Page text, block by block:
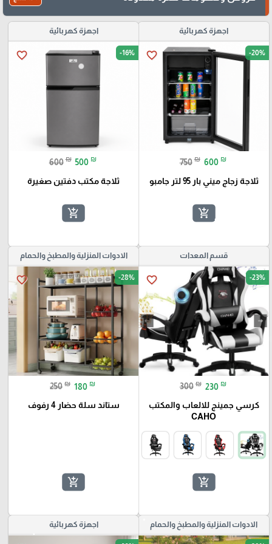
اجهزة كهربائية
favorite_border -20%
750 ₪ 600 ₪
ثلاجة زجاج ميني بار 95 لتر جامبو
add_shopping_cart
اجهزة كهربائية
favorite_border -16%
600 ₪ 500 ₪
ثلاجة مكتب دفتين صغيرة
add_shopping_cart
قسم المعدات
favorite_border -23%
300 ₪ 230 ₪
كرسي جمينج للالعاب والمكتب
CAHO
add_shopping_cart
الادوات المنزلية والمطبخ والحمام
favorite_border -28%
250 ₪ 180 ₪
ستاند سلة حضار 4 رفوف
add_shopping_cart
الادوات المنزلية والمطبخ والحمام اجهزة كهربائية